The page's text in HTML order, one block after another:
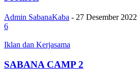
Admin SabanaKaba - 27 Desember 2022
6
Iklan dan Kerjasama
SABANA CAMP 2